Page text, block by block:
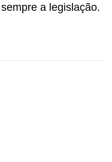
a legislação.